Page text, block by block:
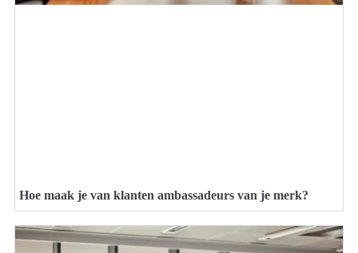
Hoe maak je van klanten ambassadeurs van je merk?